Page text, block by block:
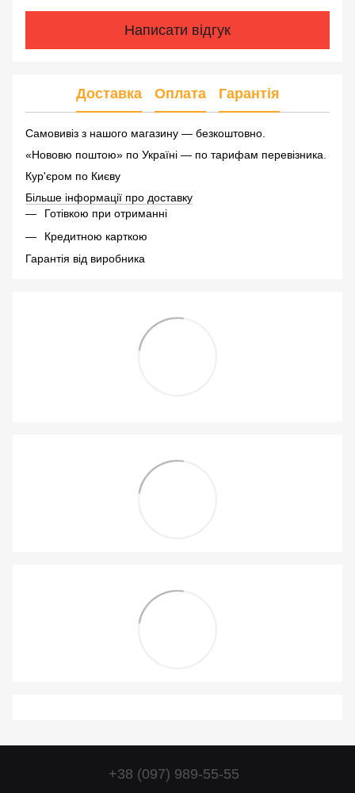
Написати відгук
Доставка Оплата Гарантія
Самовивіз з нашого магазину — безкоштовно.
«Нововю поштою» по Україні — по тарифам перевізника.
Кур'єром по Києву
Більше інформації про доставку
Готівкою при отриманні
Кредитною карткою
Гарантія від виробника
+38 (097) 989-55-55